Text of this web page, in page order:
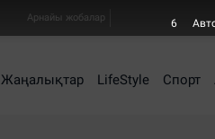
Арнайы жобалар
Жаңалықтар LifeStyle Спорт
4